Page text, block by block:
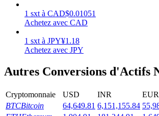
1 sxt à CAD$0.01051
Achetez avec CAD
1 sxt à JPY¥1.18
Achetez avec JPY
Autres Conversions d'Actifs
Cryptomonnaie USD INR EUR
BTCBitcoin 64,649.81 6,151,155.84